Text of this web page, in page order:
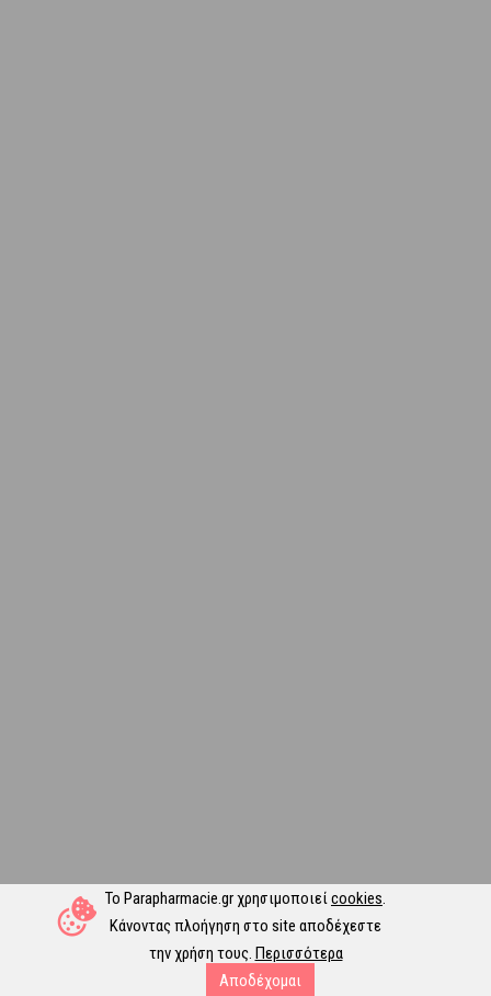
Το Parapharmacie.gr χρησιμοποιείcookies.
Κάνοντας πλοήγηση στο site αποδέχεστε
την χρήση τους. Περισσότερα
Αποδέχομαι